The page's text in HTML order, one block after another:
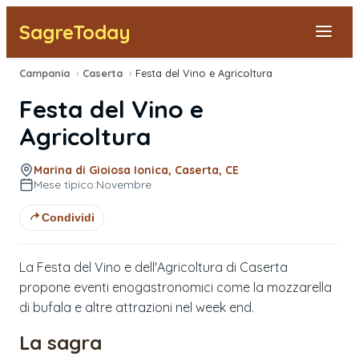
SagreToday
Segnala una sagra
Tutte le Sagre
Vicino a Me
Campania › Caserta › Festa del Vino e Agricoltura
Festa del Vino e
Agricoltura
Marina di Gioiosa Ionica, Caserta, CE
Mese tipico:Novembre
Condividi
La Festa del Vino e dell'Agricoltura di Caserta
propone eventi enogastronomici come la mozzarella
di bufala e altre attrazioni nel week end.
La sagra